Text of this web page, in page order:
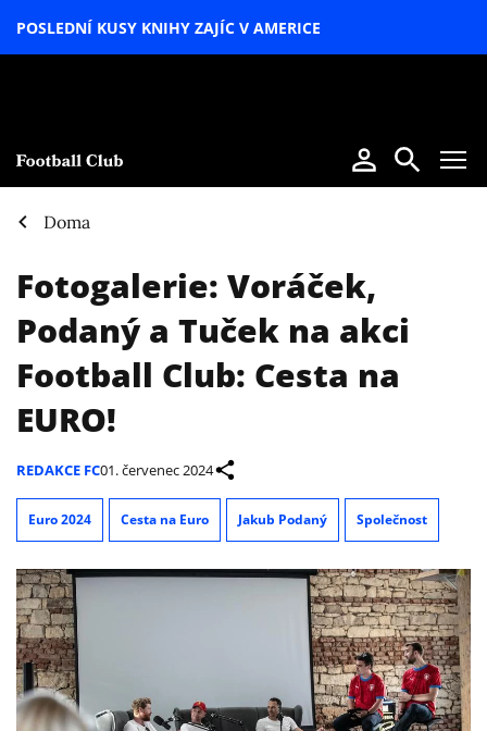
POSLEDNÍ KUSY KNIHY ZAJÍC V AMERICE
Doma
Fotogalerie: Voráček,
Podaný a Tuček na akci
Football Club: Cesta na
EURO!
REDAKCE FC01. červenec 2024
Euro 2024 Cesta na Euro Jakub Podaný Společnost